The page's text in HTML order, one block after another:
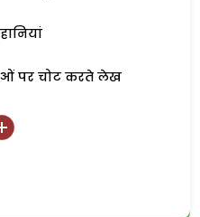
पर चोट करते लेख